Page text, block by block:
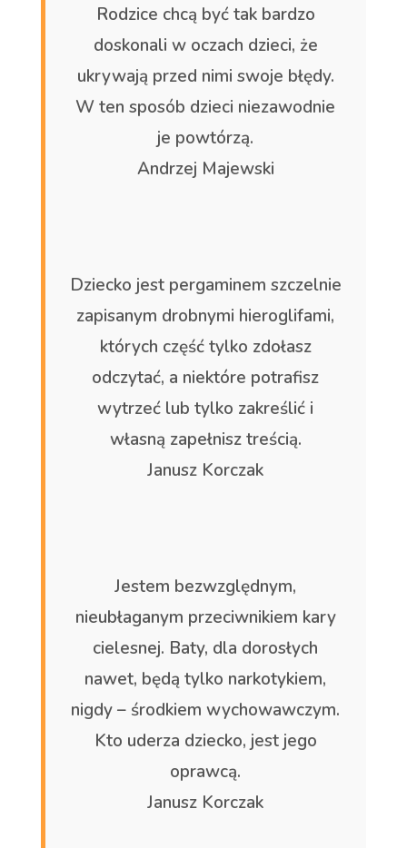
Rodzice chcą być tak bardzo
doskonali w oczach dzieci, że
ukrywają przed nimi swoje błędy.
W ten sposób dzieci niezawodnie
je powtórzą.
Andrzej Majewski
Dziecko jest pergaminem szczelnie
zapisanym drobnymi hieroglifami,
których część tylko zdołasz
odczytać, a niektóre potrafisz
wytrzeć lub tylko zakreślić i
własną zapełnisz treścią.
Janusz Korczak
Jestem bezwzględnym,
nieubłaganym przeciwnikiem kary
cielesnej. Baty, dla dorosłych
nawet, będą tylko narkotykiem,
nigdy – środkiem wychowawczym.
Kto uderza dziecko, jest jego
oprawcą.
Janusz Korczak